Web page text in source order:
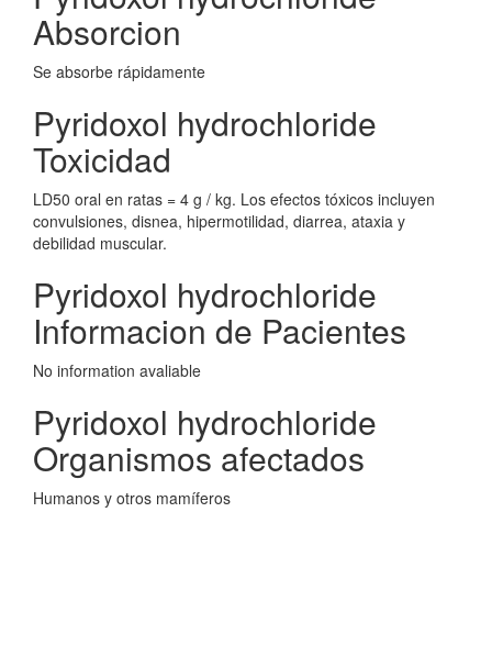
Absorcion
Se absorbe rápidamente
Pyridoxol hydrochloride
Toxicidad
LD50 oral en ratas = 4 g / kg. Los efectos tóxicos incluyen
convulsiones, disnea, hipermotilidad, diarrea, ataxia y
debilidad muscular.
Pyridoxol hydrochloride
Informacion de Pacientes
No information avaliable
Pyridoxol hydrochloride
Organismos afectados
Humanos y otros mamíferos